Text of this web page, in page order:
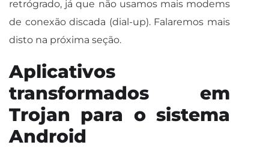
retrógrado, já que não usamos mais modems
de conexão discada (dial-up). Falaremos mais
disto na próxima seção.
Aplicativos
transformados em
Trojan para o sistema
Android